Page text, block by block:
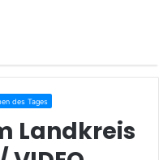
des Tages
Landkreis